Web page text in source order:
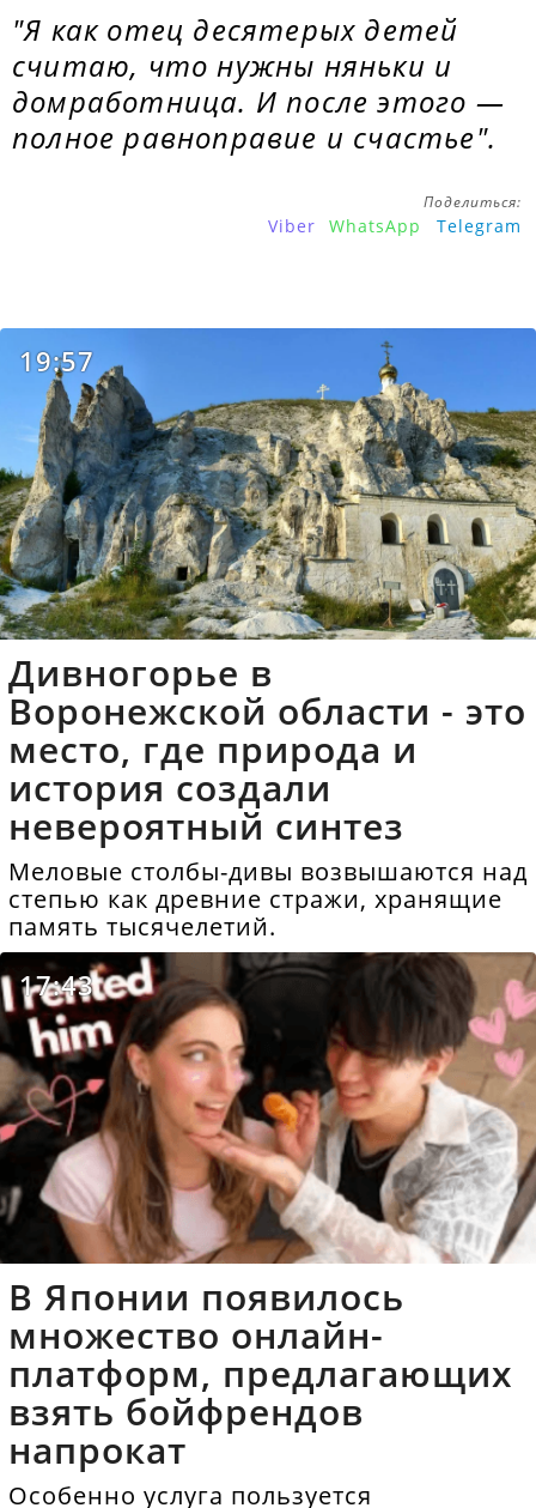
"Я как отец десятерых детей
считаю, что нужны няньки и
домработница. И после этого —
полное равноправие и счастье".
Поделиться:
Viber WhatsApp Telegram
19:57
Дивногорье в
Воронежской области - это
место, где природа и
история создали
невероятный синтез
Меловые столбы-дивы возвышаются над
степью как древние стражи, хранящие
память тысячелетий.
17:43
В Японии появилось
множество онлайн-
платформ, предлагающих
взять бойфрендов
напрокат
Особенно услуга пользуется